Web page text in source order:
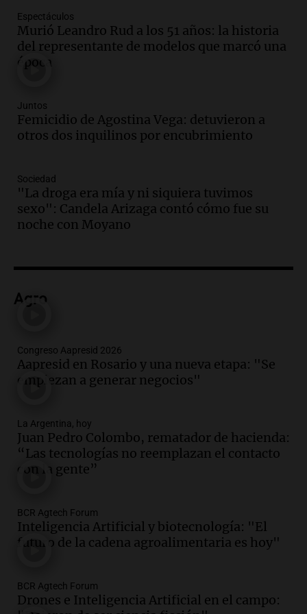
Panorama Federal
Episodios
Audio.
Episodios
Audio.Día Internacional de la Cerveza:
Viva la Radio
Episodios
Audio.Tucumán enfrenta un equilibrio
financiero precario debido a la caída del
Audio.
Panorama Federal
Episodios
Audio. Audiencia por tragedia vial en
Panorama Federal
Episodios
Audio.Solicitan quiebra de Lebron
Group en medio de una investigación
Panorama Federal
Episodios
Audio.Detienen a pareja en Alderete por
Panorama Federal
Episodios
Espectáculos
Murió Leandro Rud a los 51 años: la historia
del representante de modelos que marcó una
época
Juntos
Femicidio de Agostina Vega: detuvieron a
otros dos inquilinos por encubrimiento
Sociedad
"La droga era mía y ni siquiera tuvimos
sexo": Candela Arizaga contó cómo fue su
noche con Moyano
Agro
Congreso Aapresid 2026
Aapresid en Rosario y una nueva etapa: "Se
empiezan a generar negocios"
La Argentina, hoy
Juan Pedro Colombo, rematador de hacienda:
“Las tecnologías no reemplazan el contacto
con la gente”
BCR Agtech Forum
Inteligencia Artificial y biotecnología: "El
futuro de la cadena agroalimentaria es hoy"
BCR Agtech Forum
Drones e Inteligencia Artificial en el campo: